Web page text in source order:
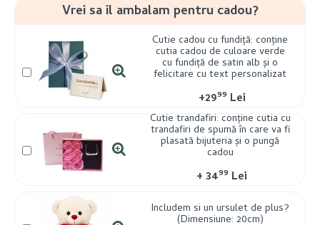
Vrei sa il ambalam pentru cadou?
Cutie cadou cu fundiță: conține
cutia cadou de culoare verde
cu fundiță de satin alb și o
felicitare cu text personalizat
+2999 Lei
Cutie trandafiri: conține cutia cu
trandafiri de spumă în care va fi
plasată bijuteria și o pungă
cadou
+3499 Lei
Includem si un ursulet de plus?
(Dimensiune: 20cm)